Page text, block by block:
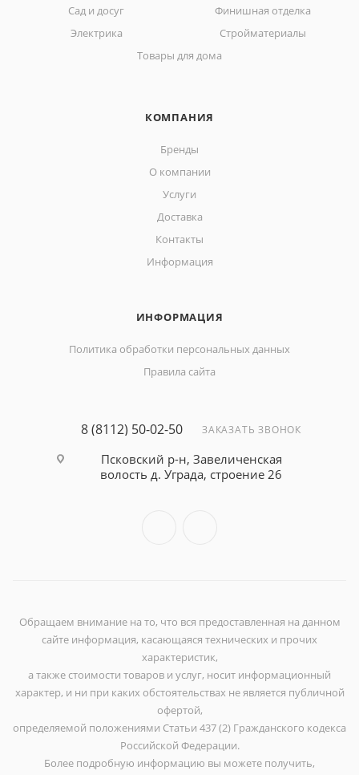
Сад и досуг
Финишная отделка
Электрика
Стройматериалы
Товары для дома
КОМПАНИЯ
Бренды
О компании
Услуги
Доставка
Контакты
Информация
ИНФОРМАЦИЯ
Политика обработки персональных данных
Правила сайта
8 (8112) 50-02-50 ЗАКАЗАТЬ ЗВОНОК
Псковский р-н, Завеличенская
волость д. Уграда, строение 26
Обращаем внимание на то, что вся предоставленная на данном
сайте информация, касающаяся технических и прочих
характеристик,
а также стоимости товаров и услуг, носит информационный
характер, и ни при каких обстоятельствах не является публичной
офертой,
определяемой положениями Статьи 437 (2) Гражданского кодекса
Российской Федерации.
Более подробную информацию вы можете получить,